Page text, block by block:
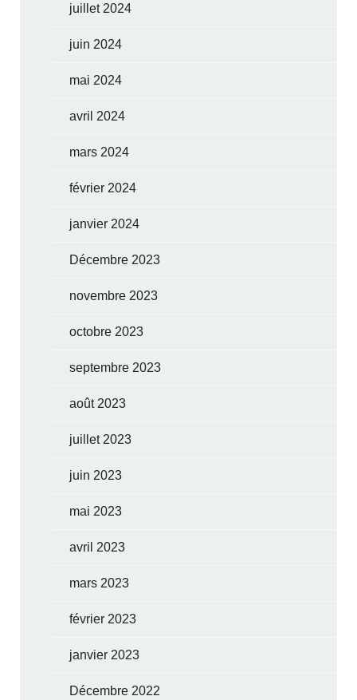
juillet 2024
juin 2024
mai 2024
avril 2024
mars 2024
février 2024
janvier 2024
Décembre 2023
novembre 2023
octobre 2023
septembre 2023
août 2023
juillet 2023
juin 2023
mai 2023
avril 2023
mars 2023
février 2023
janvier 2023
Décembre 2022